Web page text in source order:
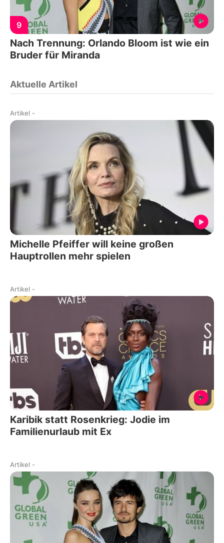
9
Nach Trennung: Orlando Bloom ist wie ein
Bruder für Miranda
Aktuelle Artikel
Artikel -
Michelle Pfeiffer will keine großen
Hauptrollen mehr spielen
Artikel -
Karibik statt Rosenkrieg: Jodie im
Familienurlaub mit Ex
Artikel -